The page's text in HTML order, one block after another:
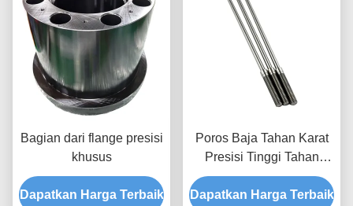
Bagian dari flange presisi
khusus
Dapatkan Harga Terbaik
Poros Baja Tahan Karat
Presisi Tinggi Tahan
Korosi, Suku Cadang
Poros Mesin CNC yang
Dapatkan Harga Terbaik